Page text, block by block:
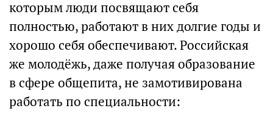
которым люди посвящают себя
полностью, работают в них долгие годы и
хорошо себя обеспечивают. Российская
же молодёжь, даже получая образование
в сфере общепита, не замотивирована
работать по специальности: